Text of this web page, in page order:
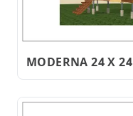
MODERNA 24 X 24